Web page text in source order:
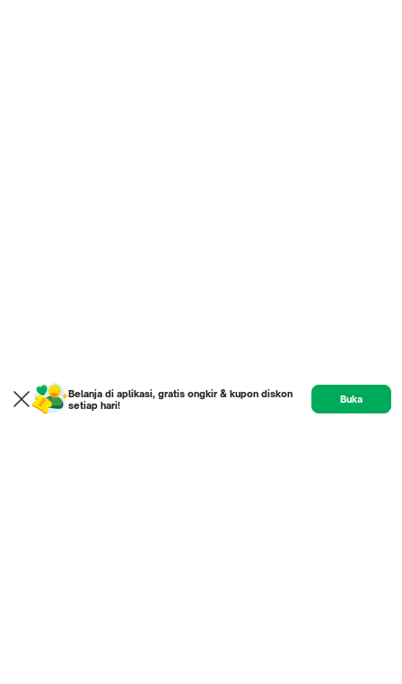
Belanja di aplikasi, gratis ongkir & kupon diskon
setiap hari!
Buka